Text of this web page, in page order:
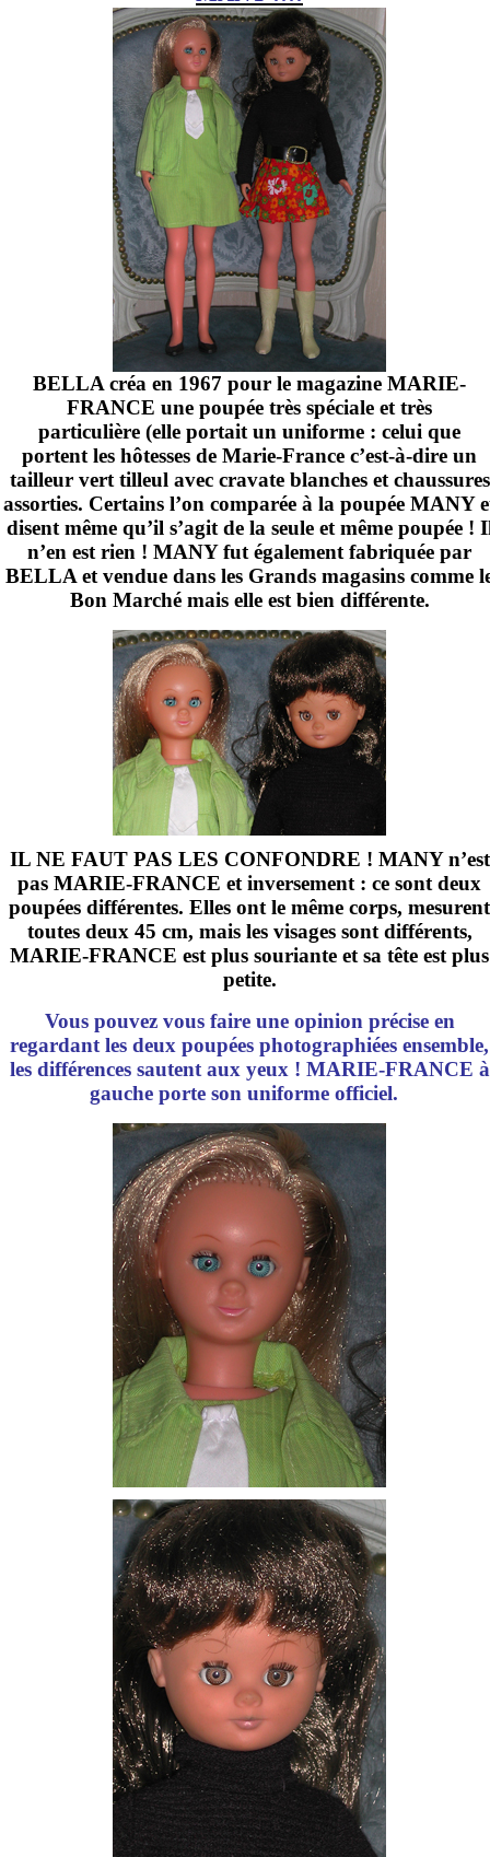
BELLA créa en 1967 pour le magazine MARIE-
FRANCE une poupée très spéciale et très
particulière (elle portait un uniforme : celui que
portent les hôtesses de Marie-France c’est-à-dire un
tailleur vert tilleul avec cravate blanches et chaussures
assorties. Certains l’on comparée à la poupée MANY
disent même qu’il s’agit de la seule et même poupée !
n’en est rien ! MANY fut également fabriquée par
BELLA et vendue dans les Grands magasins comme
Bon Marché mais elle est bien différente.
IL NE FAUT PAS LES CONFONDRE ! MANY n’est
pas MARIE-FRANCE et inversement : ce sont deux
poupées différentes. Elles ont le même corps, mesurent
toutes deux 45 cm, mais les visages sont différents,
MARIE-FRANCE est plus souriante et sa tête est plus
petite.
Vous pouvez vous faire une opinion précise en
regardant les deux poupées photographiées ensemble,
les différences sautent aux yeux ! MARIE-FRANCE à
gauche porte son uniforme officiel.